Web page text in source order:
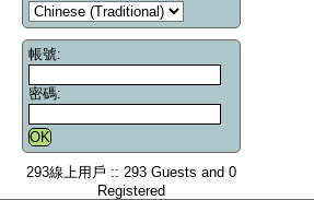
帳號:
密碼:
293線上用戶 :: 293 Guests and 0
Registered